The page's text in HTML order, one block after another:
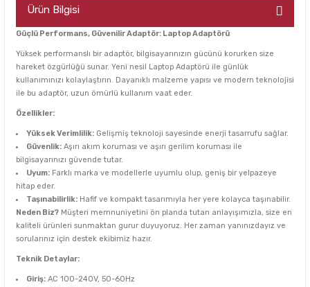
Ürün Bilgisi
Güçlü Performans, Güvenilir Adaptör: Laptop Adaptörü
Yüksek performanslı bir adaptör, bilgisayarınızın gücünü korurken size
hareket özgürlüğü sunar. Yeni nesil Laptop Adaptörü ile günlük
kullanımınızı kolaylaştırın. Dayanıklı malzeme yapısı ve modern teknolojisi
ile bu adaptör, uzun ömürlü kullanım vaat eder.
Özellikler:
Yüksek Verimlilik: Gelişmiş teknoloji sayesinde enerji tasarrufu sağlar.
Güvenlik: Aşırı akım koruması ve aşırı gerilim koruması ile
bilgisayarınızı güvende tutar.
Uyum: Farklı marka ve modellerle uyumlu olup, geniş bir yelpazeye
hitap eder.
Taşınabilirlik: Hafif ve kompakt tasarımıyla her yere kolayca taşınabilir.
Neden Biz? Müşteri memnuniyetini ön planda tutan anlayışımızla, size en
kaliteli ürünleri sunmaktan gurur duyuyoruz. Her zaman yanınızdayız ve
sorularınız için destek ekibimiz hazır.
Teknik Detaylar:
Giriş: AC 100-240V, 50-60Hz